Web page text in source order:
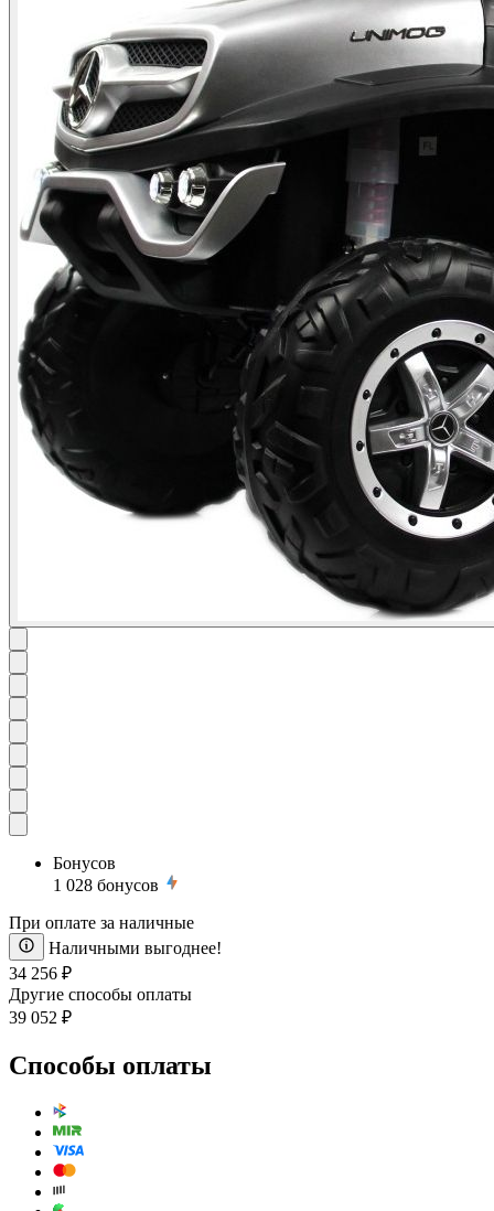
Бонусов
1 028 бонусов
При оплате за наличные
Наличными выгоднее!
34 256 ₽
Другие способы оплаты
39 052 ₽
Способы оплаты